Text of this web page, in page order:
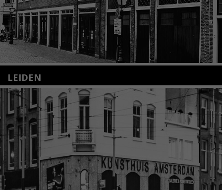
LEIDEN
Nieuwstraat 35
2312 KA Leiden
+31(0)71 – 52 84 480
info@kunsthuisleiden.nl
Lees meer